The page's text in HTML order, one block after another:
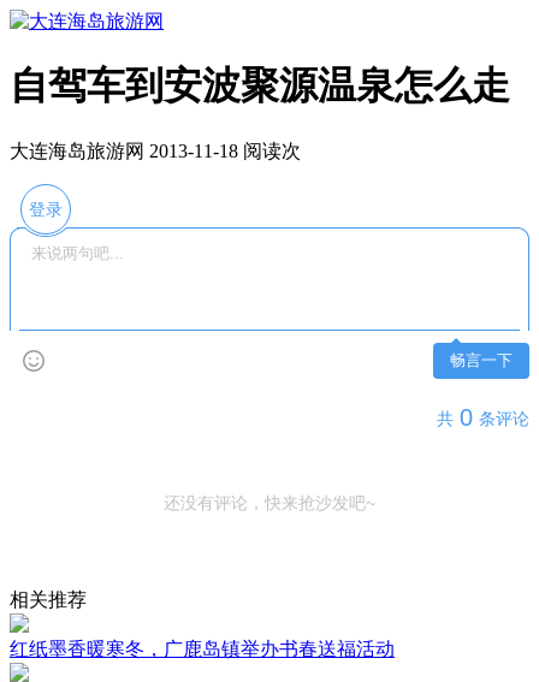
自驾车到安波聚源温泉怎么走
大连海岛旅游网 2013-11-18 阅读次
登录
畅言一下
共 0 条评论
还没有评论，快来抢沙发吧~
相关推荐
红纸墨香暖寒冬，广鹿岛镇举办书春送福活动